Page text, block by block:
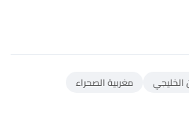
مغربية الصحراء